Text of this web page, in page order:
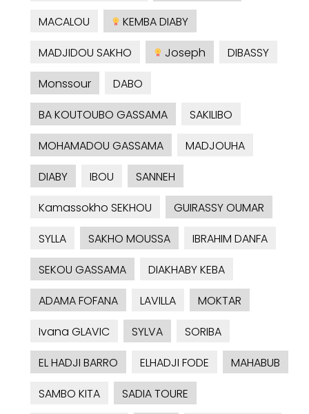
MACALOU
KEMBA DIABY
MADJIDOU SAKHO
Joseph
DIBASSY
Monssour
DABO
BA KOUTOUBO GASSAMA
SAKILIBO
MOHAMADOU GASSAMA
MADJOUHA
DIABY
IBOU
SANNEH
Kamassokho SEKHOU
GUIRASSY OUMAR
SYLLA
SAKHO MOUSSA
IBRAHIM DANFA
SEKOU GASSAMA
DIAKHABY KEBA
ADAMA FOFANA
LAVILLA
MOKTAR
Ivana GLAVIC
SYLVA
SORIBA
EL HADJI BARRO
ELHADJI FODE
MAHABUB
SAMBO KITA
SADIA TOURE